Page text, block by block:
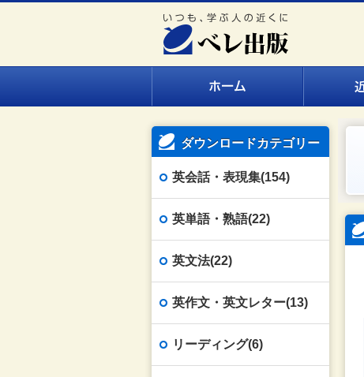
ダウンロードカテゴリー
英会話・表現集(154)
英単語・熟語(22)
英文法(22)
英作文・英文レター(13)
リーディング(6)